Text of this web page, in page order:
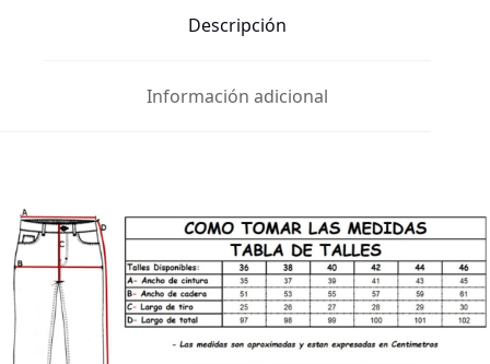
Descripción
Información adicional